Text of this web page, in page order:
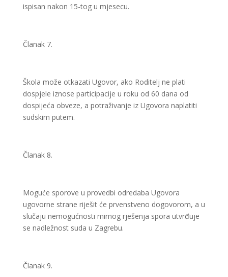
ispisan nakon 15-tog u mjesecu.
Članak 7.
Škola može otkazati Ugovor, ako Roditelj ne plati
dospjele iznose participacije u roku od 60 dana od
dospijeća obveze, a potraživanje iz Ugovora naplatiti
sudskim putem.
Članak 8.
Moguće sporove u provedbi odredaba Ugovora
ugovorne strane riješit će prvenstveno dogovorom, a u
slučaju nemogućnosti mirnog rješenja spora utvrđuje
se nadležnost suda u Zagrebu.
Članak 9.